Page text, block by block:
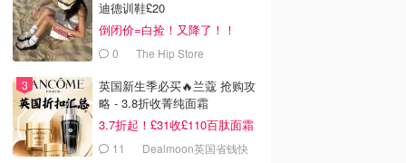
迪德训鞋£20
倒闭价=白捡！又降了！！
0 The Hip Store
英国新生季必买🔥兰蔻 抢购攻
略 - 3.8折收菁纯面霜
3.7折起！£31收£110百肽面霜
套装
11
Dealmoon英国省钱快